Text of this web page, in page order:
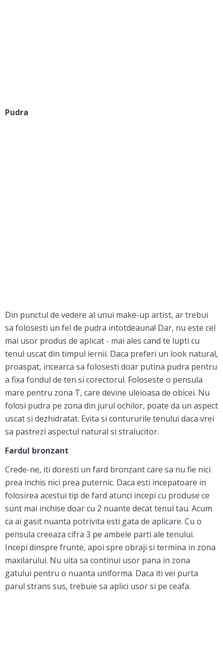
Pudra
Din punctul de vedere al unui make-up artist, ar trebui
sa folosesti un fel de pudra intotdeauna! Dar, nu este cel
mai usor produs de aplicat - mai ales cand te lupti cu
tenul uscat din timpul iernii. Daca preferi un look natural,
proaspat, incearca sa folosesti doar putina pudra pentru
a fixa fondul de ten si corectorul. Foloseste o pensula
mare pentru zona T, care devine uleioasa de obicei. Nu
folosi pudra pe zona din jurul ochilor, poate da un aspect
uscat si dezhidratat. Evita si contururile tenului daca vrei
sa pastrezi aspectul natural si stralucitor.
Fardul bronzant
Crede-ne, iti doresti un fard bronzant care sa nu fie nici
prea inchis nici prea puternic. Daca esti incepatoare in
folosirea acestui tip de fard atunci incepi cu produse ce
sunt mai inchise doar cu 2 nuante decat tenul tau. Acum
ca ai gasit nuanta potrivita esti gata de aplicare. Cu o
pensula creeaza cifra 3 pe ambele parti ale tenului.
Incepi dinspre frunte, apoi spre obraji si termina in zona
maxilarului. Nu uita sa continui usor pana in zona
gatului pentru o nuanta uniforma. Daca iti vei purta
parul strans sus, trebuie sa aplici usor si pe ceafa.